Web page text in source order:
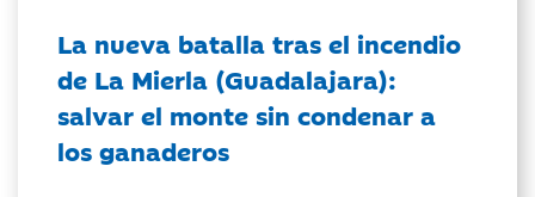
La nueva batalla tras el incendio
de La Mierla (Guadalajara):
salvar el monte sin condenar a
los ganaderos